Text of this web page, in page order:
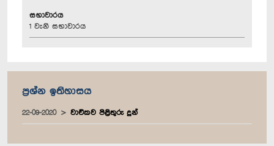
සභාවාරය
1 වැනි සභාවාරය
ප්‍රශ්න ඉතිහාසය
22-09-2020 වාචිකව පිළිතුරු දුන්